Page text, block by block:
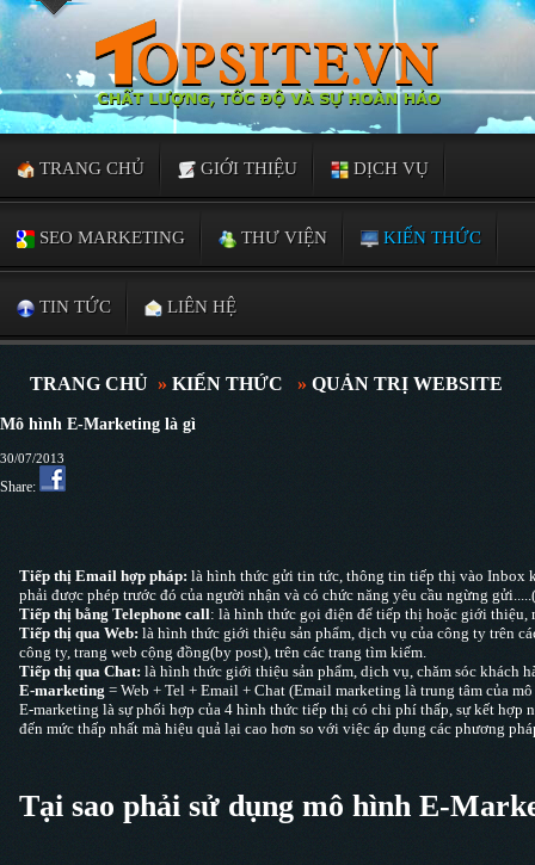
TRANG CHỦ GIỚI THIỆU DỊCH VỤ
SEO MARKETING THƯ VIỆN KIẾN THỨC
TIN TỨC LIÊN HỆ
TRANG CHỦ » KIẾN THỨC » QUẢN TRỊ WEBSITE
Mô hình E-Marketing là gì
30/07/2013
Share:
Tiếp thị Email hợp pháp: là hình thức gửi tin tức, thông tin tiếp thị vào Inbox
phải được phép trước đó của người nhận và có chức năng yêu cầu ngừng
Tiếp thị bằng Telephone call: là hình thức gọi điện để tiếp thị hoặc giới thiệu,
Tiếp thị qua Web: là hình thức giới thiệu sản phẩm, dịch vụ của công ty trên
công ty, trang web cộng đồng(by post), trên các trang tìm kiếm.
Tiếp thị qua Chat: là hình thức giới thiệu sản phẩm, dịch vụ, chăm sóc khách
E-marketing = Web + Tel + Email + Chat (Email marketing là trung tâm của
E-marketing là sự phối hợp của 4 hình thức tiếp thị có chi phí thấp, sự kết hợp
đến mức thấp nhất mà hiệu quả lại cao hơn so với việc áp dụng các phương
Tại sao phải sử dụng mô hình E-